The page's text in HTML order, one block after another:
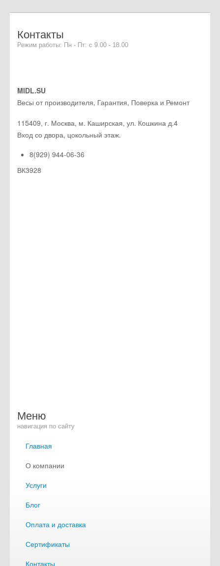
Контакты
Режим работы: Пн - Пт: с 9.00 - 18.00
MIDL.SU
Весы от производителя, Гарантия, Поверка и Ремонт
115409, г. Москва, м. Каширская, ул. Кошкина д.4
Вход со двора, цокольный этаж.
8(929) 944-06-36
ВК3928
Меню
навигация по сайту
Главная
О компании
Услуги
Блог
Оплата и доставка
Сертификаты
Контакты